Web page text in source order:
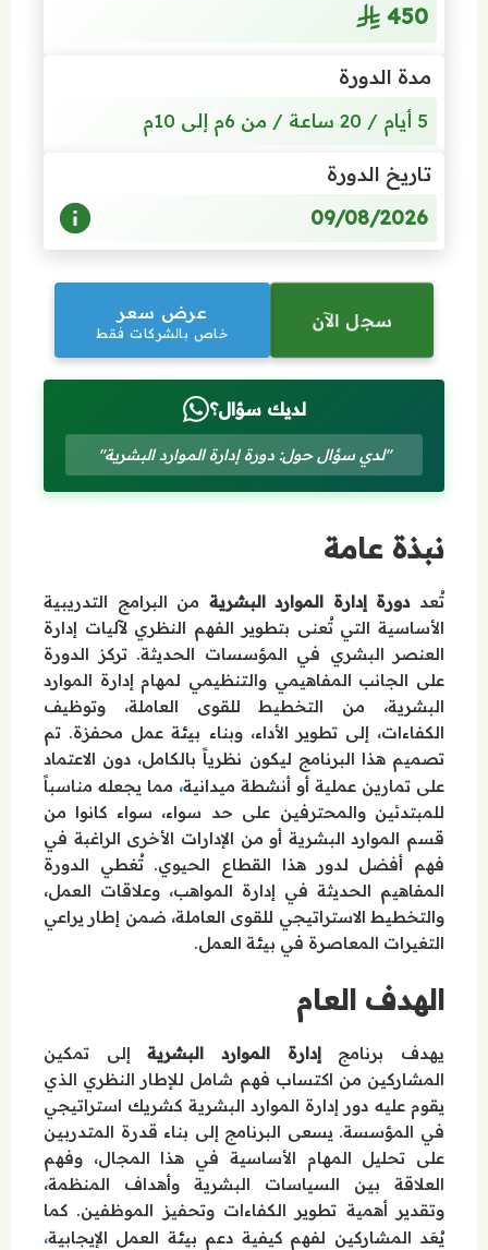
450
مدة الدورة
5 أيام / 20 ساعة / من 6م إلى 10م
تاريخ الدورة
09/08/2026
سجل الآن عرض سعر
خاص بالشركات فقط
لديك سؤال؟
"لدي سؤال حول: دورة إدارة الموارد البشرية"
نبذة عامة
تُعددورة إدارة الموارد البشرية من البرامج التدريبية
الأساسية التي تُعنى بتطوير الفهم النظري لآليات إدارة
العنصر البشري في المؤسسات الحديثة. تركز الدورة
على الجانب المفاهيمي والتنظيمي لمهام إدارة الموارد
البشرية، من التخطيط للقوى العاملة، وتوظيف
الكفاءات، إلى تطوير الأداء، وبناء بيئة عمل محفزة. تم
تصميم هذا البرنامج ليكون نظرياً بالكامل، دون الاعتماد
على تمارين عملية أو أنشطة ميدانية، مما يجعله مناسباً
للمبتدئين والمحترفين على حد سواء، سواء كانوا من
قسم الموارد البشرية أو من الإدارات الأخرى الراغبة في
فهم أفضل لدور هذا القطاع الحيوي. تُغطي الدورة
المفاهيم الحديثة في إدارة المواهب، وعلاقات العمل،
والتخطيط الاستراتيجي للقوى العاملة، ضمن إطار يراعي
التغيرات المعاصرة في بيئة العمل.
الهدف العام
يهدف برنامجإدارة الموارد البشريةإلى تمكين
المشاركين من اكتساب فهم شامل للإطار النظري الذي
يقوم عليه دور إدارة الموارد البشرية كشريك استراتيجي
في المؤسسة. يسعى البرنامج إلى بناء قدرة المتدربين
على تحليل المهام الأساسية في هذا المجال، وفهم
العلاقة بين السياسات البشرية وأهداف المنظمة،
وتقدير أهمية تطوير الكفاءات وتحفيز الموظفين. كما
يُعَد المشاركين لفهم كيفية دعم بيئة العمل الإيجابية،